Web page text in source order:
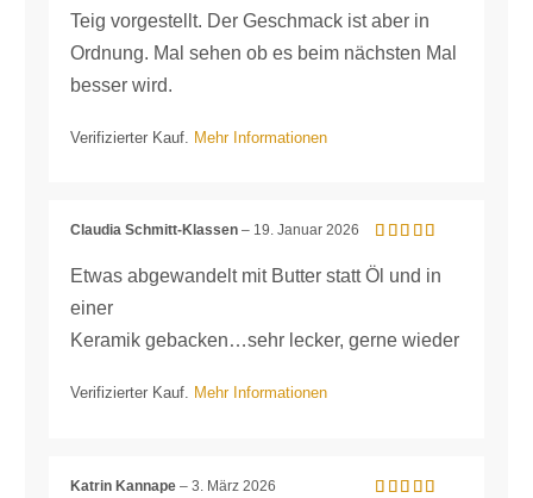
Teig vorgestellt. Der Geschmack ist aber in
Ordnung. Mal sehen ob es beim nächsten Mal
besser wird.
Verifizierter Kauf. Mehr Informationen
5 von 5
Claudia Schmitt-Klassen– 19. Januar 2026
Etwas abgewandelt mit Butter statt Öl und in
einer
Keramik gebacken…sehr lecker, gerne wieder
Verifizierter Kauf. Mehr Informationen
Katrin Kannape– 3. März 2026